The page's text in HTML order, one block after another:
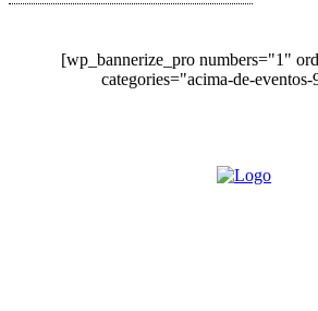
[wp_bannerize_pro numbers="1"
categories="acima-de-